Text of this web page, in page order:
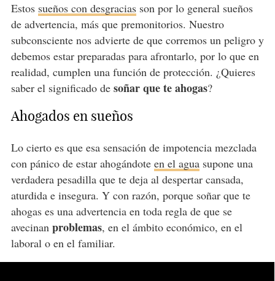
Estos sueños con desgraciasson por lo general sueños
de advertencia, más que premonitorios. Nuestro
subconsciente nos advierte de que corremos un peligro y
debemos estar preparadas para afrontarlo, por lo que en
realidad, cumplen una función de protección. ¿Quieres
saber el significado de soñar que te ahogas?
Ahogados en sueños
Lo cierto es que esa sensación de impotencia mezclada
con pánico de estar ahogándote en el aguasupone una
verdadera pesadilla que te deja al despertar cansada,
aturdida e insegura. Y con razón, porque soñar que te
ahogas es una advertencia en toda regla de que se
avecinan problemas, en el ámbito económico, en el
laboral o en el familiar.